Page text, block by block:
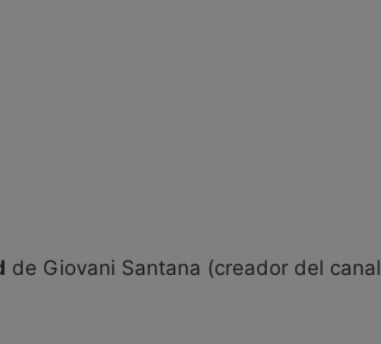
de Giovani Santana (creador del canal